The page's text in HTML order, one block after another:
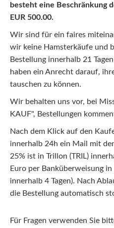
besteht eine Beschränkung
EUR 500.00.
Wir sind für ein faires
wir keine Hamsterkäufe und
Bestellung innerhalb 21
haben ein Anrecht darauf,
tauschen zu können.
Wir behalten uns vor, bei
KAUF", Bestellungen
Nach dem Klick auf den
innerhalb 24h ein Mail mit
25% ist in Trillon (TRIL)
Euro per Banküberweisung in
innerhalb 4 Tagen). Nach
die Bestellung automatisch
Für Fragen verwenden Sie